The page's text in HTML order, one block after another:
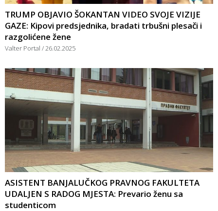
TRUMP OBJAVIO ŠOKANTAN VIDEO SVOJE VIZIJE
GAZE: Kipovi predsjednika, bradati trbušni plesači i
razgolićene žene
Valter Portal 26.02.2025
ASISTENT BANJALUČKOG PRAVNOG FAKULTETA
UDALJEN S RADOG MJESTA: Prevario ženu sa
studenticom